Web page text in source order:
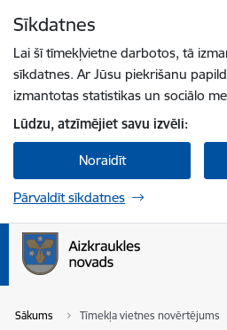
Sīkdatnes
Lai šī tīmekļvietne darbotos, tā
sīkdatnes. Ar Jūsu piekrišanu
izmantotas statistikas un sociālo
Lūdzu, atzīmējiet savu izvēli:
Noraidīt
Pārvaldīt sīkdatnes
Sākums Tīmekļa vietnes novērtējums